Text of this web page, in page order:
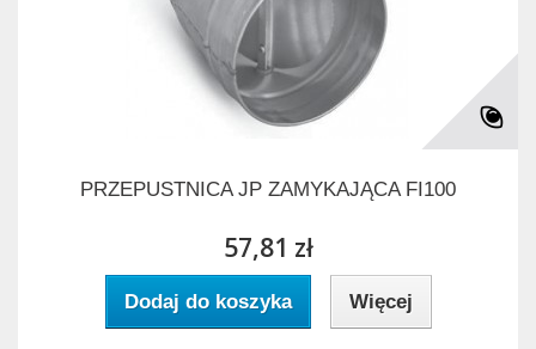
PRZEPUSTNICA JP ZAMYKAJĄCA FI100
57,81 zł
Dodaj do koszyka Więcej